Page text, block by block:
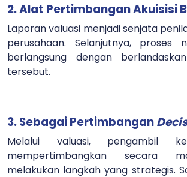
2. Alat Pertimbangan Akuisisi
Laporan valuasi menjadi senjata
perusahaan. Selanjutnya, proses
berlangsung dengan
tersebut.
3. Sebagai Pertimbangan
Melalui valuasi, pengambil
mempertimbangkan secara
melakukan langkah yang strategis.